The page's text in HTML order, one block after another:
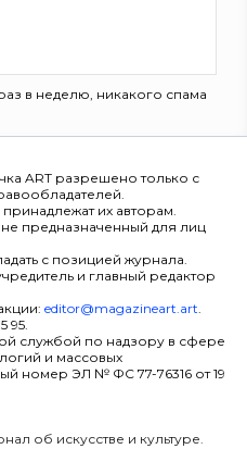
в неделю, никакого спама
ART разрешено только с
их авторам.
не предназначенный для лиц
с позицией журнала.
и главный редактор
editor@magazineart.art.
95.
службой по надзору в сфере
и массовых
номер ЭЛ № ФС 77-76316 от 19
об искусстве и культуре.